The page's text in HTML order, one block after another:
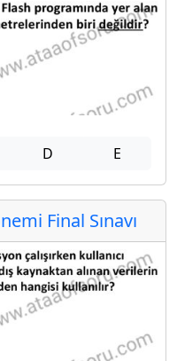
D E
Final Sınavı